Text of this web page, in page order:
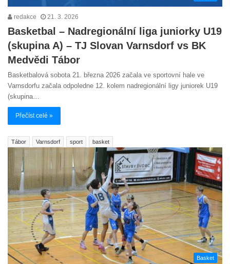
redakce 21. 3. 2026
Basketbal – Nadregionální liga juniorky U19
(skupina A) – TJ Slovan Varnsdorf vs BK
Medvědi Tábor
Basketbalová sobota 21. března 2026 začala ve sportovní hale ve
Varnsdorfu začala odpoledne 12. kolem nadregionální ligy juniorek U19
(skupina…
Přečíst celé »
Tábor Varnsdorf sport basket
Basket